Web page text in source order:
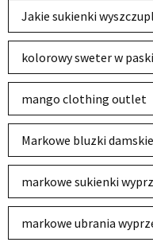
Jakie sukienki
kolorowy sweter w paski
mango clothing outlet
Markowe bluzki
markowe sukienki
markowe ubrania